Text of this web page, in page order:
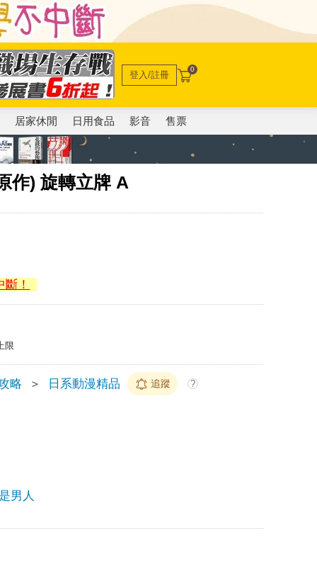
登入/註冊 0
居家休閒 日用食品 影音 售票
作) 旋轉立牌 A
！
限
略 ＞ 日系動漫精品 追蹤 ?
男人